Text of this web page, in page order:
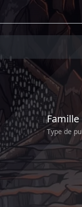
Famille
Type de